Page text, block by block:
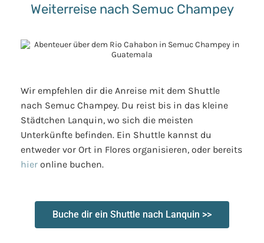
Weiterreise nach Semuc Champey
Wir empfehlen dir die Anreise mit dem Shuttle
nach Semuc Champey. Du reist bis in das kleine
Städtchen Lanquin, wo sich die meisten
Unterkünfte befinden. Ein Shuttle kannst du
entweder vor Ort in Flores organisieren, oder bereits
hier online buchen.
Buche dir ein Shuttle nach Lanquin >>